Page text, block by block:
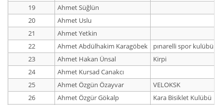
19
Ahmet Süğlün
20
Ahmet Uslu
21
Ahmet Yetkin
22
Ahmet Abdülhakim Karagöbek
pınarelli spor kulübü
23
Ahmet Hakan Ünsal
Kirpi
24
Ahmet Kursad Canakcı
25
Ahmet Özgün Özayvar
VELOKSK
26
Ahmet Özgür Gökalp
Kara Bisiklet Kulübü